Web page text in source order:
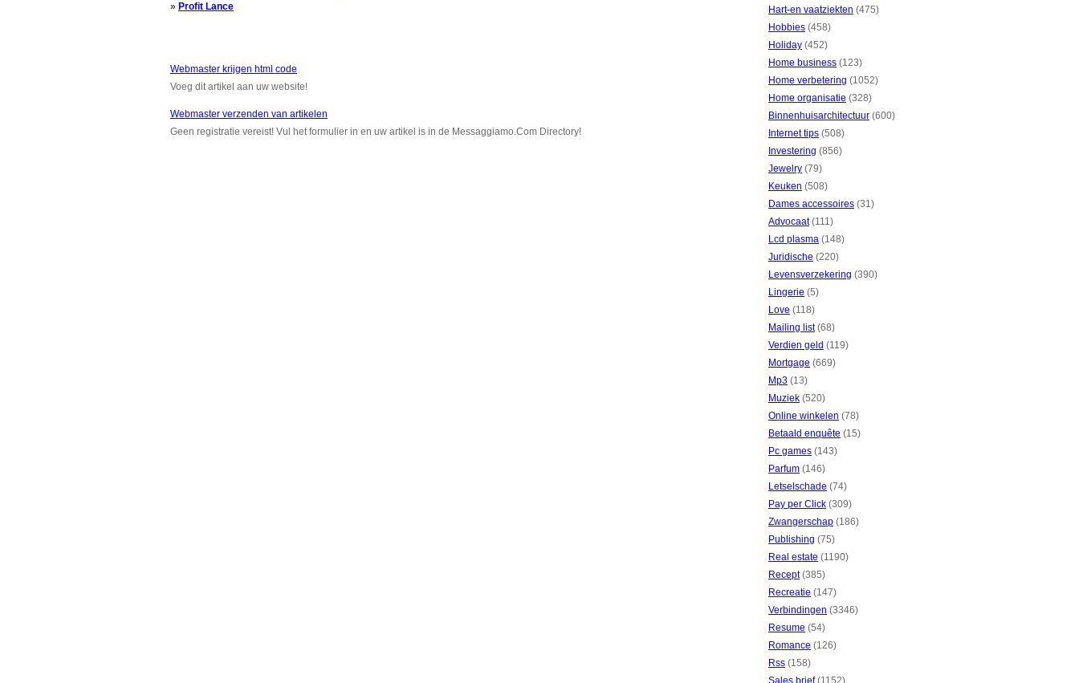
» Profit Lance
Webmaster krijgen html code
Voeg dit artikel aan uw website!
Webmaster verzenden van artikelen
Geen registratie vereist! Vul het formulier in en uw artikel is in de Messaggiamo.Com Directory!
Hart-en vaatziekten (475)
Hobbies (458)
Holiday (452)
Home business (123)
Home verbetering (1052)
Home organisatie (328)
Binnenhuisarchitectuur (600)
Internet tips (508)
Investering (856)
Jewelry (79)
Keuken (508)
Dames accessoires (31)
Advocaat(111)
Lcd plasma (148)
Juridische (220)
Levensverzekering (390)
Lingerie (5)
Love (118)
Mailing list(68)
Verdien geld (119)
Mortgage (669)
Mp3 (13)
Muziek (520)
Online winkelen (78)
Betaald enquête (15)
Pc games (143)
Parfum (146)
Letselschade (74)
Pay per Click (309)
Zwangerschap (186)
Publishing (75)
Real estate (1190)
Recept(385)
Recreatie (147)
Verbindingen (3346)
Resume (54)
Romance (126)
Rss (158)
Sales brief(1152)